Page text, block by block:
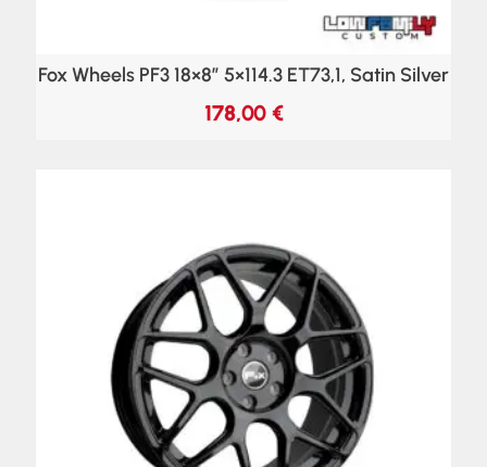
Fox Wheels PF3 18×8″ 5×114.3 ET73,1, Satin Silver
178,00 €